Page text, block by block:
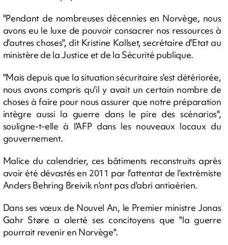
"Pendant de nombreuses décennies en Norvège, nous
avons eu le luxe de pouvoir consacrer nos ressources à
d'autres choses", dit Kristine Kallset, secrétaire d'Etat au
ministère de la Justice et de la Sécurité publique.
"Mais depuis que la situation sécuritaire s'est détériorée,
nous avons compris qu'il y avait un certain nombre de
choses à faire pour nous assurer que notre préparation
intègre aussi la guerre dans le pire des scénarios",
souligne-t-elle à l'AFP dans les nouveaux locaux du
gouvernement.
Malice du calendrier, ces bâtiments reconstruits après
avoir été dévastés en 2011 par l'attentat de l'extrémiste
Anders Behring Breivik n'ont pas d'abri antiaérien.
Dans ses vœux de Nouvel An, le Premier ministre Jonas
Gahr Støre a alerté ses concitoyens que "la guerre
pourrait revenir en Norvège".